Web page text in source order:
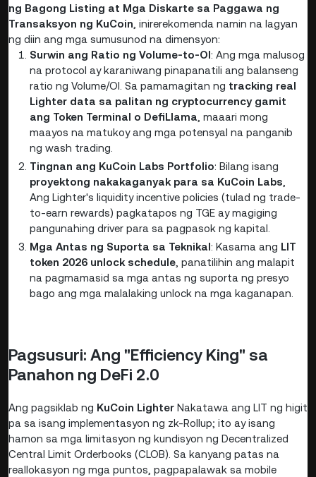
ng Bagong Listing at Mga Diskarte sa Paggawa ng
Transaksyon ng KuCoin , inirerekomenda namin na lagyan
ng diin ang mga sumusunod na dimensyon:
Surwin ang Ratio ng Volume-to-OI: Ang mga malusog
na protocol ay karaniwang pinapanatili ang balanseng
ratio ng Volume/OI. Sa pamamagitan ng tracking real
Lighter data sa palitan ng cryptocurrency gamit
ang Token Terminal o DefiLlama , maaari mong
maayos na matukoy ang mga potensyal na panganib
ng wash trading.
Tingnan ang KuCoin Labs Portfolio: Bilang isang
proyektong nakakaganyak para sa KuCoin Labs
Ang Lighter's liquidity incentive policies (tulad ng trade-
to-earn rewards) pagkatapos ng TGE ay magiging
pangunahing driver para sa pagpasok ng kapital.
Mga Antas ng Suporta sa Teknikal: Kasama ang LIT
token 2026 unlock schedule , panatilihin ang malapit
na pagmamasid sa mga antas ng suporta ng presyo
bago ang mga malalaking unlock na mga kaganapan.
Pagsusuri: Ang "Efficiency King" sa
Panahon ng DeFi 2.0
Ang pagsiklab ng KuCoin Lighter Nakatawa ang LIT ng higit
pa sa isang implementasyon ng zk-Rollup; ito ay isang
hamon sa mga limitasyon ng kundisyon ng Decentralized
Central Limit Orderbooks (CLOB). Sa kanyang patas na
reallokasyon ng mga puntos, pagpapalawak sa mobile